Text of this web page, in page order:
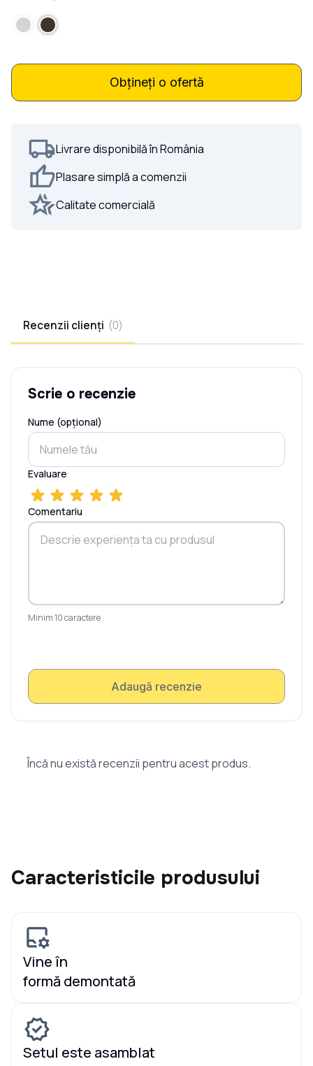
Obțineți o ofertă
Livrare disponibilă în România
Plasare simplă a comenzii
Calitate comercială
Recenzii clienți (0)
Scrie o recenzie
Nume (opțional)
Evaluare
Comentariu
Minim 10 caractere
Adaugă recenzie
Încă nu există recenzii pentru acest produs.
Caracteristicile produsului
Vine în
formă demontată
Setul este asamblat